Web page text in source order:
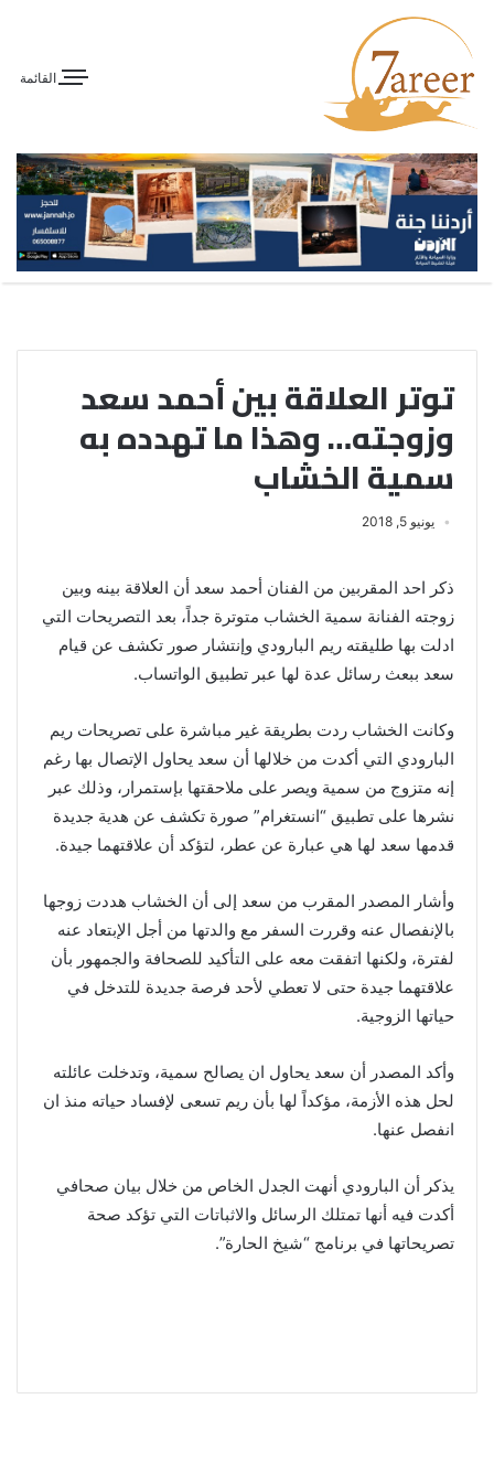
القائمة
توتر العلاقة بين أحمد سعد
وزوجته… وهذا ما تهدده به
سمية الخشاب
يونيو 5, 2018
ذكر احد المقربين من الفنان أحمد سعد أن العلاقة بينه وبين
زوجته الفنانة سمية الخشاب متوترة جداً، بعد التصريحات التي
ادلت بها طليقته ريم البارودي وإنتشار صور تكشف عن قيام
سعد ببعث رسائل عدة لها عبر تطبيق الواتساب.
وكانت الخشاب ردت بطريقة غير مباشرة على تصريحات ريم
البارودي التي أكدت من خلالها أن سعد يحاول الإتصال بها رغم
إنه متزوج من سمية ويصر على ملاحقتها بإستمرار، وذلك عبر
نشرها على تطبيق “انستغرام” صورة تكشف عن هدية جديدة
قدمها سعد لها هي عبارة عن عطر، لتؤكد أن علاقتهما جيدة.
وأشار المصدر المقرب من سعد إلى أن الخشاب هددت زوجها
بالإنفصال عنه وقررت السفر مع والدتها من أجل الإبتعاد عنه
لفترة، ولكنها اتفقت معه على التأكيد للصحافة والجمهور بأن
علاقتهما جيدة حتى لا تعطي لأحد فرصة جديدة للتدخل في
حياتها الزوجية.
وأكد المصدر أن سعد يحاول ان يصالح سمية، وتدخلت عائلته
لحل هذه الأزمة، مؤكداً لها بأن ريم تسعى لإفساد حياته منذ ان
انفصل عنها.
يذكر أن البارودي أنهت الجدل الخاص من خلال بيان صحافي
أكدت فيه أنها تمتلك الرسائل والاثباتات التي تؤكد صحة
تصريحاتها في برنامج “شيخ الحارة”.